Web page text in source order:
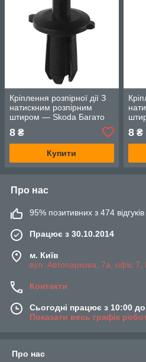
Кріплення розпірної дії З
натискним розпірним
штиром — Skoda Багато
8 ₴
Купити
8₴
Про нас
95% позитивних з 474 відгуків
Працює з 30.10.2014
м. Київ
вул. Автопаркова, 7а, офіс 7,
Контакти
Сьогодні працює з 10:00
Показати весь графік
Про нас